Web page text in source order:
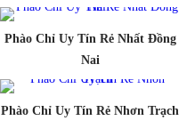
Phào Chỉ Uy Tín Rẻ Nhất Đồng
Nai
Phào Chỉ Uy Tín Rẻ Nhơn Trạch